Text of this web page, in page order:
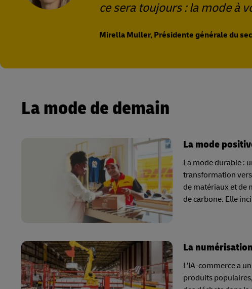
ce sera toujours : la mode à
Mirella Muller, Présidente générale du
La mode de demain
La mode
La mode durable :
transformation
de matériaux et de
de carbone. Elle
La
L’IA-commerce a
produits